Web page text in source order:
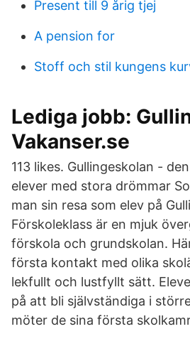
Present till 9 årig tjej
A pension for
Stoff och stil kungens
Lediga jobb:
Vakanser.se
113 likes. Gullingeskolan -
elever med stora drömmar
man sin resa som elev på
Förskoleklass är en mjuk
förskola och grundskolan.
första kontakt med olika
lekfullt och lustfyllt sätt.
på att bli självständiga i
möter de sina första